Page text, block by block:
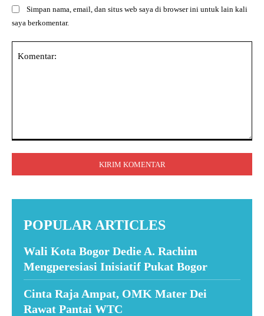
Simpan nama, email, dan situs web saya di browser ini untuk lain kali
saya berkomentar.
POPULAR ARTICLES
Wali Kota Bogor Dedie A. Rachim
Mengperesiasi Inisiatif Pukat Bogor
Cinta Raja Ampat, OMK Mater Dei
Rawat Pantai WTC